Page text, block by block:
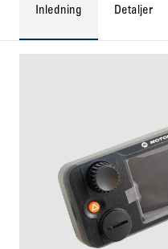
Inledning Detaljer